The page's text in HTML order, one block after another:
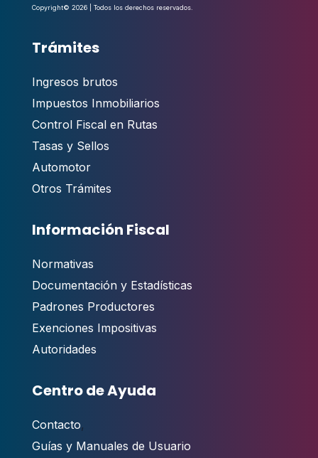
Copyright© 2026 | Todos los derechos reservados.
Trámites
Ingresos brutos
Impuestos Inmobiliarios
Control Fiscal en Rutas
Tasas y Sellos
Automotor
Otros Trámites
Información Fiscal
Normativas
Documentación y Estadísticas
Padrones Productores
Exenciones Impositivas
Autoridades
Centro de Ayuda
Contacto,
Guías y Manuales de Usuario